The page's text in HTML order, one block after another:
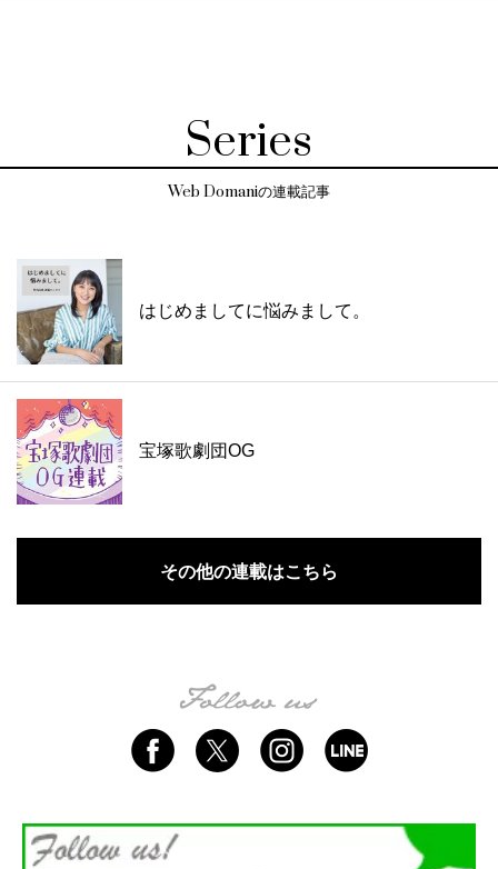
Series
Web Domaniの連載記事
はじめましてに悩みまして。
宝塚歌劇団OG
その他の連載はこちら